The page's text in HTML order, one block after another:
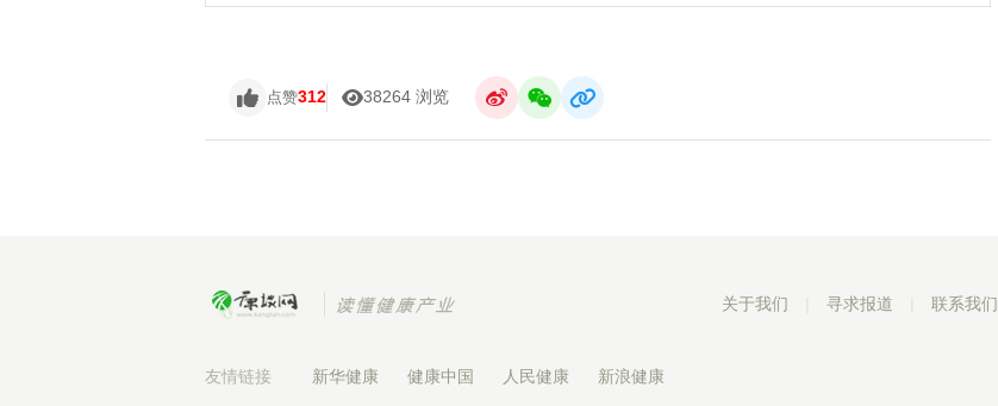
点赞312 38264 浏览
关于我们 寻求报道 联系我们
友情链接 新华健康 健康中国 人民健康 新浪健康